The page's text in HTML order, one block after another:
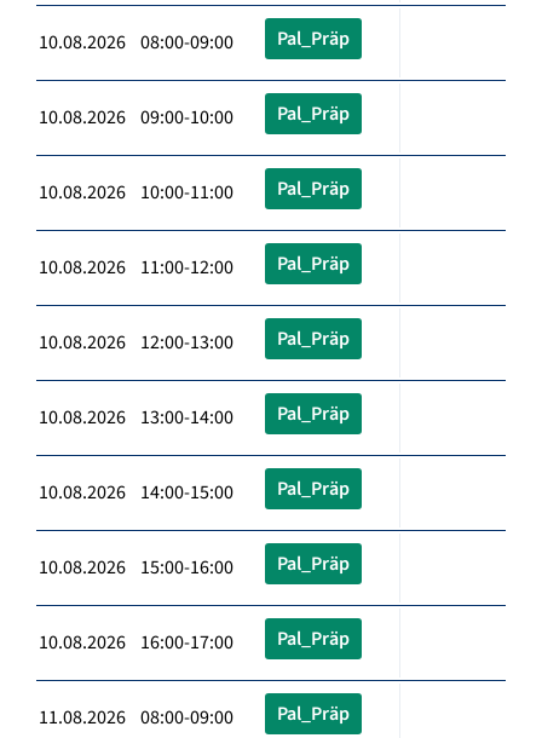
10.08.2026 08:00-09:00 Pal_Präp
10.08.2026 09:00-10:00 Pal_Präp
10.08.2026 10:00-11:00 Pal_Präp
10.08.2026 11:00-12:00 Pal_Präp
10.08.2026 12:00-13:00 Pal_Präp
10.08.2026 13:00-14:00 Pal_Präp
10.08.2026 14:00-15:00 Pal_Präp
10.08.2026 15:00-16:00 Pal_Präp
10.08.2026 16:00-17:00 Pal_Präp
11.08.2026 08:00-09:00 Pal_Präp